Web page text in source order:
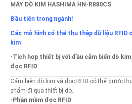
MÁY DÒ KIM HASHIMA HN-R880CS
Đầu tiên trong ngành!
Các mô hình có thể thu thập dữ liệu RFID
kim
-Tích hợp thiết bị với đầu cảm biến dò
đọc RFID
Cảm biến dò kim và đọc RFID có thể được
phẩm đi qua thiết bị dò.
-Phần mềm đọc RFID